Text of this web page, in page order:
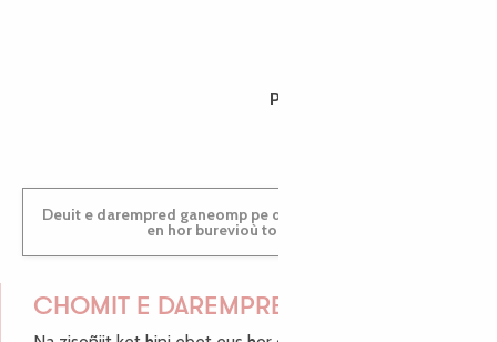
PAULINE
Deuit e darempred ganeomp pe deuit da welet ac'hanomp
en hor burevioù touristerezh
CHOMIT E DAREMPRED !